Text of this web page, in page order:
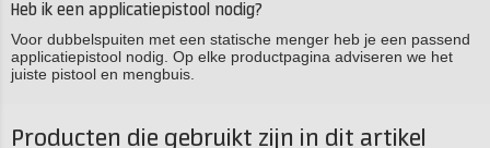
Heb ik een applicatiepistool nodig?
Voor dubbelspuiten met een statische menger heb je een passend
applicatiepistool nodig. Op elke productpagina adviseren we het
juiste pistool en mengbuis.
Producten die gebruikt zijn in dit artikel